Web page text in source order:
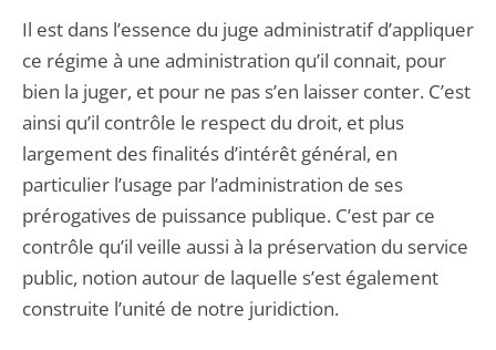
Il est dans l’essence du juge administratif d’appliquer
ce régime à une administration qu’il connait, pour
bien la juger, et pour ne pas s’en laisser conter. C’est
ainsi qu’il contrôle le respect du droit, et plus
largement des finalités d’intérêt général, en
particulier l’usage par l’administration de ses
prérogatives de puissance publique. C’est par ce
contrôle qu’il veille aussi à la préservation du service
public, notion autour de laquelle s’est également
construite l’unité de notre juridiction.